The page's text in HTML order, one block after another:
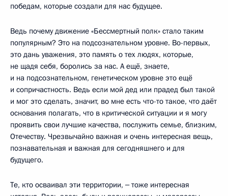
победам, которые создали для нас будущее.
Ведь почему движение «Бессмертный полк» стало таким
популярным? Это на подсознательном уровне. Во-первых,
это дань уважения, это память о тех людях, которые,
не щадя себя, боролись за нас. А ещё, знаете,
и на подсознательном, генетическом уровне это ещё
и сопричастность. Ведь если мой дед или прадед был такой
и мог это сделать, значит, во мне есть что-то такое, что даёт
основания полагать, что в критической ситуации и я могу
проявить свои лучшие качества, послужить семье, близким,
Отечеству. Чрезвычайно важная и очень интересная вещь,
познавательная и важная для сегодняшнего и для
будущего.
Те, кто осваивал эти территории, ‒ тоже интересная